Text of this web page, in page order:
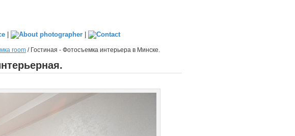
| |
room / Гостиная - Фотосъемка интерьера в Минске.